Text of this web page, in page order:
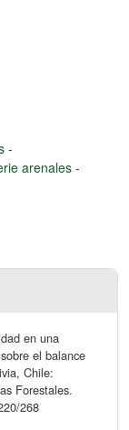
-
arenales-
en una
el balance
Chile:
Forestales.
268